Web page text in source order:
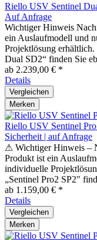
Riello USV Sentinel
Auf Anfrage
Wichtiger Hinweis
ein Auslaufmodell und
Projektlösung
Dual SD2“ finden Sie
ab 2.239,00 € *
Details
Vergleichen
Merken
Riello USV Sentinel
Sicherheit | auf Anfrage
⚠ Wichtiger Hinweis –
Produkt ist ein
individuelle
„Sentinel Pro2 SP2"
ab 1.159,00 € *
Details
Vergleichen
Merken